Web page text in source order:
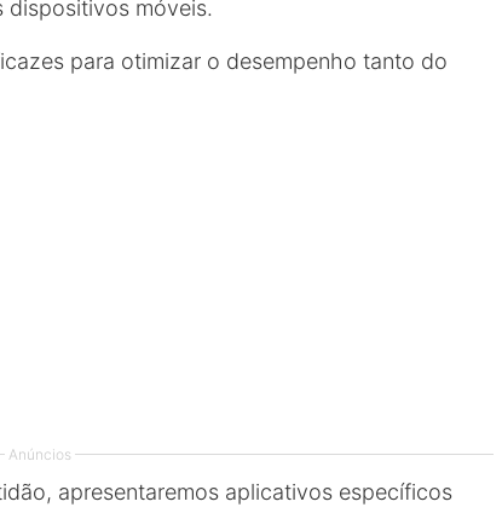
dispositivos móveis.
para otimizar o desempenho tanto do
Anúncios
apresentaremos aplicativos específicos